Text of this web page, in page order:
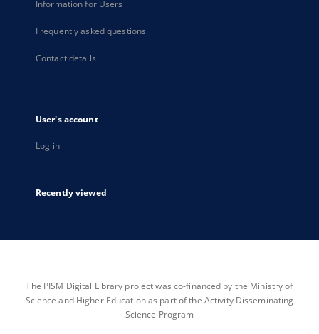
Information for Users
Frequently asked questions
Contact details
User's account
Log in
Recently viewed
The PISM Digital Library project was co-financed by the Ministry of
Science and Higher Education as part of the Activity Disseminating
Science Program